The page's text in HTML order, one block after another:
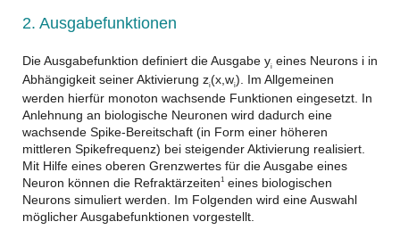
2. Ausgabefunktionen
Die Ausgabefunktion definiert die Ausgabe yi eines Neurons i in
Abhängigkeit seiner Aktivierung zi(x,wi). Im Allgemeinen
werden hierfür monoton wachsende Funktionen eingesetzt. In
Anlehnung an biologische Neuronen wird dadurch eine
wachsende Spike-Bereitschaft (in Form einer höheren
mittleren Spikefrequenz) bei steigender Aktivierung realisiert.
Mit Hilfe eines oberen Grenzwertes für die Ausgabe eines
Neuron können die Refraktärzeiten1 eines biologischen
Neurons simuliert werden. Im Folgenden wird eine Auswahl
möglicher Ausgabefunktionen vorgestellt.